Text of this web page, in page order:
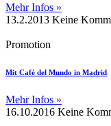
Mehr Infos »
13.2.2013 Keine
Promotion
Mit Café del Mundo in Madrid
Mehr Infos »
16.10.2016 Keine